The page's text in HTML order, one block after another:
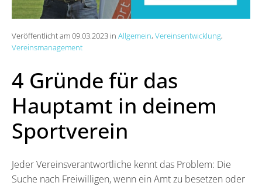
Veröffentlicht am 09.03.2023 in Allgemein, Vereinsentwicklung,
Vereinsmanagement
4 Gründe für das
Hauptamt in deinem
Sportverein
Jeder Vereinsverantwortliche kennt das Problem: Die
Suche nach Freiwilligen, wenn ein Amt zu besetzen oder